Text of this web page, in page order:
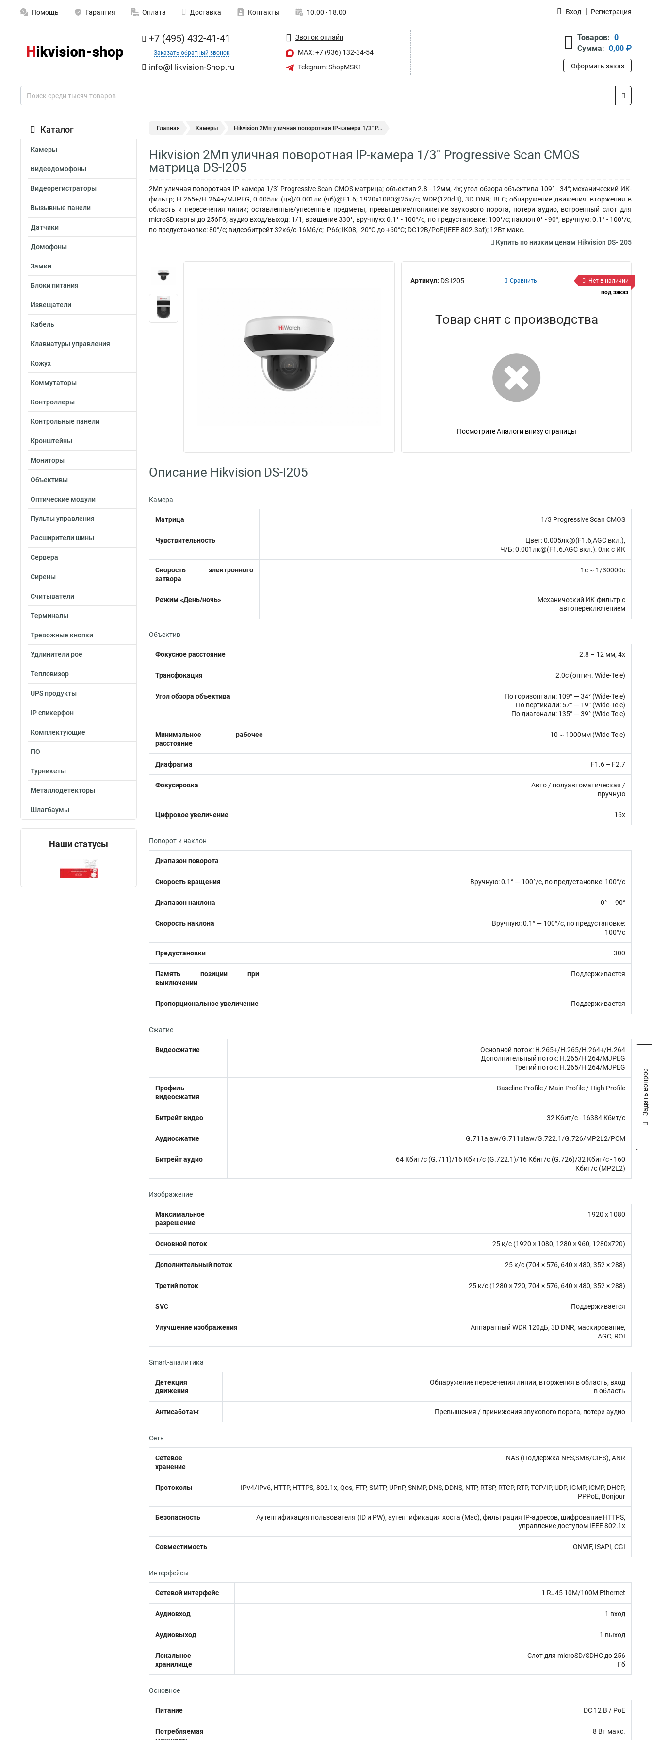
Помощь Гарантия Оплата Доставка Контакты 10.00 - 18.00 Вход Регистрация
+7 (495) 432-41-41
Заказать обратный звонок
info@Hikvision-Shop.ru
Звонок онлайн
MAX: +7 (936) 132-34-54
Telegram: ShopMSK1
Товаров: 0
Сумма: 0,00 ₽
Оформить заказ
Каталог
Камеры
Видеодомофоны
Видеорегистраторы
Вызывные панели
Датчики
Домофоны
Замки
Блоки питания
Извещатели
Кабель
Клавиатуры управления
Кожух
Коммутаторы
Контроллеры
Контрольные панели
Кронштейны
Мониторы
Объективы
Оптические модули
Пульты управления
Расширители шины
Сервера
Сирены
Считыватели
Терминалы
Тревожные кнопки
Удлинители poe
Тепловизор
UPS продукты
IP спикерфон
Комплектующие
ПО
Турникеты
Металлодетекторы
Шлагбаумы
Наши статусы
Главная Камеры Hikvision 2Мп уличная поворотная IP-камера 1/3'' P...
Hikvision 2Мп уличная поворотная IP-камера 1/3'' Progressive Scan CMOS
матрица DS-I205
2Мп уличная поворотная IP-камера 1/3'' Progressive Scan CMOS матрица; объектив 2.8 - 12мм, 4x; угол обзора объектива 109° - 34°; механический ИК-
фильтр; H.265+/H.264+/MJPEG, 0.005лк (цв)/0.001лк (чб)@F1.6; 1920х1080@25к/с; WDR(120dB), 3D DNR; BLC; обнаружение движения, вторжения в
область и пересечения линии; оставленные/унесенные предметы, превышение/понижение звукового порога, потери аудио, встроенный слот для
microSD карты до 256Гб; аудио вход/выход: 1/1, вращение 330°, вручную: 0.1° - 100°/с, по предустановке: 100°/с; наклон 0° - 90°, вручную: 0.1° - 100°/с,
по предустановке: 80°/с; видеобитрейт 32кб/с-16Мб/с; IP66; IK08, -20°C до +60°C; DC12В/PoE(IEEE 802.3af); 12Вт макс.
Купить по низким ценам Hikvision DS-I205
Артикул: DS-I205 Сравнить
Нет в наличии
под заказ
Товар снят с производства
Посмотрите Аналоги внизу страницы
Описание Hikvision DS-I205
Камера
Матрица 1/3 Progressive Scan CMOS
Чувствительность
Цвет: 0.005лк@(F1.6,AGC вкл.),
Ч/Б: 0.001лк@(F1.6,AGC вкл.), 0лк с ИК
Скорость электронного
затвора
1с ~ 1/30000с
Режим «День/ночь»
Механический ИК-фильтр с
автопереключением
Объектив
Фокусное расстояние 2.8 – 12 мм, 4x
Трансфокация 2.0с (оптич. Wide-Tele)
Угол обзора объектива
По горизонтали: 109° — 34° (Wide-Tele)
По вертикали: 57° — 19° (Wide-Tele)
По диагонали: 135° — 39° (Wide-Tele)
Минимальное рабочее
расстояние
10 ~ 1000мм (Wide-Tele)
Диафрагма F1.6 – F2.7
Фокусировка
Авто / полуавтоматическая /
вручную
Цифровое увеличение 16х
Поворот и наклон
Диапазон поворота
Скорость вращения Вручную: 0.1° — 100°/с, по предустановке: 100°/с
Диапазон наклона 0° — 90°
Скорость наклона
Вручную: 0.1° — 100°/с, по предустановке:
100°/с
Предустановки 300
Память позиции при
выключении
Поддерживается
Пропорциональное увеличение Поддерживается
Сжатие
Видеосжатие
Основной поток: H.265+/H.265/H.264+/H.264
Дополнительный поток: H.265/H.264/MJPEG
Третий поток: H.265/H.264/MJPEG
Профиль
видеосжатия
Baseline Profile / Main Profile / High Profile
Битрейт видео 32 Кбит/с - 16384 Кбит/с
Аудиосжатие G.711alaw/G.711ulaw/G.722.1/G.726/MP2L2/PCM
Битрейт аудио
64 Кбит/с (G.711)/16 Кбит/с (G.722.1)/16 Кбит/с (G.726)/32 Кбит/с - 160
Кбит/с (MP2L2)
Изображение
Максимальное
разрешение
1920 x 1080
Основной поток 25 к/с (1920 × 1080, 1280 × 960, 1280×720)
Дополнительный поток 25 к/с (704 × 576, 640 × 480, 352 × 288)
Третий поток 25 к/с (1280 × 720, 704 × 576, 640 × 480, 352 × 288)
SVC Поддерживается
Улучшение изображения
Аппаратный WDR 120дБ, 3D DNR, маскирование,
AGC, ROI
Smart-аналитика
Детекция
движения
Обнаружение пересечения линии, вторжения в область, вход
в область
Антисаботаж Превышения / принижения звукового порога, потери аудио
Сеть
Сетевое
хранение
NAS (Поддержка NFS,SMB/CIFS), ANR
Протоколы
IPv4/IPv6, HTTP, HTTPS, 802.1x, Qos, FTP, SMTP, UPnP, SNMP, DNS, DDNS, NTP, RTSP, RTCP, RTP, TCP/IP, UDP, IGMP, ICMP, DHCP,
PPPoE, Bonjour
Безопасность
Аутентификация пользователя (ID и PW), аутентификация хоста (Mac), фильтрация IP-адресов, шифрование HTTPS,
управление доступом IEEE 802.1x
Совместимость ONVIF, ISAPI, CGI
Интерфейсы
Сетевой интерфейс 1 RJ45 10M/100M Ethernet
Аудиовход 1 вход
Аудиовыход 1 выход
Локальное
хранилище
Слот для microSD/SDHC до 256
Гб
Основное
Питание DC 12 В / PoE
Потребляемая
8 Вт макс.
Задать вопрос